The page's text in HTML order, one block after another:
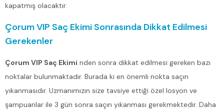
kapatmış olacaktır.
Çorum VIP Saç Ekimi Sonrasında Dikkat Edilmesi
Gerekenler
Çorum VIP Saç Ekimi nden sonra dikkat edilmesi gereken bazı
noktalar bulunmaktadır. Burada ki en önemli nokta saçın
yıkanmasıdır. Uzmanımızın size tavsiye ettiği özel losyon ve
şampuanlar ile 3 gün sonra saçın yıkanması gerekmektedir. Daha